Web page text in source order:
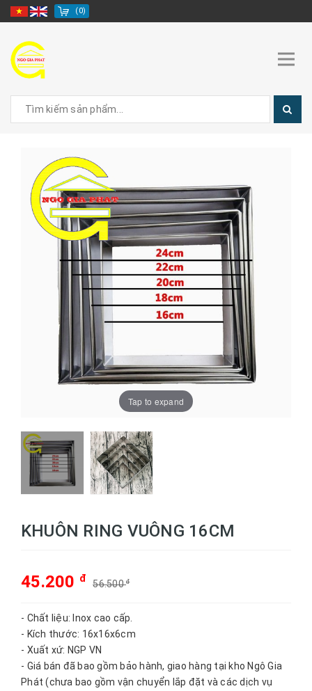
(0)
Tap to expand
KHUÔN RING VUÔNG 16CM
45.200 đ 56.500đ
- Chất liệu: Inox cao cấp.
- Kích thước: 16x16x6cm
- Xuất xứ: NGP VN
- Giá bán đã bao gồm bảo hành, giao hàng tại kho Ngô Gia
Phát (chưa bao gồm vận chuyển lắp đặt và các dịch vụ